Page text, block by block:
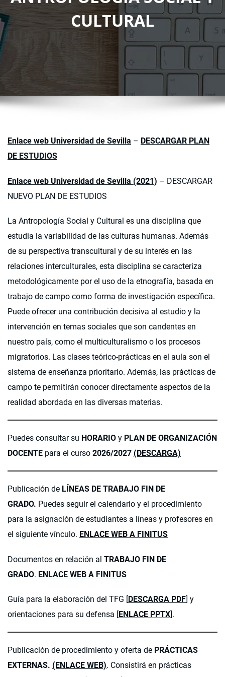
CULTURAL
Enlace web Universidad de Sevilla – DESCARGAR PLAN
DE ESTUDIOS
Enlace web Universidad de Sevilla (2021) – DESCARGAR
NUEVO PLAN DE ESTUDIOS
La Antropología Social y Cultural es una disciplina que
estudia la variabilidad de las culturas humanas. Además
de su perspectiva transcultural y de su interés en las
relaciones interculturales, esta disciplina se caracteriza
metodológicamente por el uso de la etnografía, basada en
trabajo de campo como forma de investigación específica.
Puede ofrecer una contribución decisiva al estudio y la
intervención en temas sociales que son candentes en
nuestro país, como el multiculturalismo o los procesos
migratorios. Las clases teórico-prácticas en el aula son el
sistema de enseñanza prioritario. Además, las prácticas de
campo te permitirán conocer directamente aspectos de la
realidad abordada en las diversas materias.
Puedes consultar su HORARIO y PLAN DE ORGANIZACIÓN
DOCENTE para el curso 2026/2027 (DESCARGA)
Publicación de LÍNEAS DE TRABAJO FIN DE
GRADO. Puedes seguir el calendario y el procedimiento
para la asignación de estudiantes a líneas y profesores en
el siguiente vínculo. ENLACE WEB A FINITUS
Documentos en relación al TRABAJO FIN DE
GRADO. ENLACE WEB A FINITUS
Guía para la elaboración del TFG [DESCARGA PDF] y
orientaciones para su defensa [ENLACE PPTX].
Publicación de procedimiento y oferta de PRÁCTICAS
EXTERNAS. (ENLACE WEB). Consistirá en prácticas